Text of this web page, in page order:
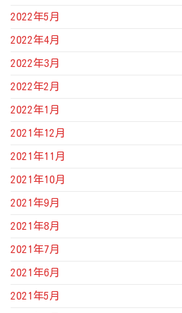
2022年5月
2022年4月
2022年3月
2022年2月
2022年1月
2021年12月
2021年11月
2021年10月
2021年9月
2021年8月
2021年7月
2021年6月
2021年5月